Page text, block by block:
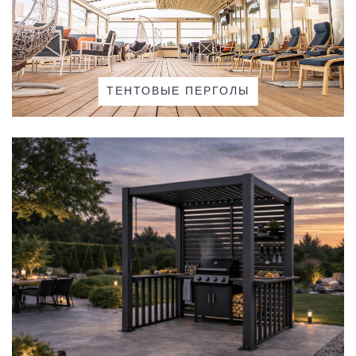
Роллеты
Жалюзи в скандинавском стиле
Все умные системы
Все москитные сетки
Скоростные ворота
Противопожарные ворота
Все маркизы
ТЕНТОВЫЕ ПЕРГОЛЫ